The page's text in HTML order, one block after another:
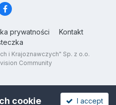
prywatności
Kontakt
i Krajoznawczych" Sp. z o.o.
Community
cookie I accept